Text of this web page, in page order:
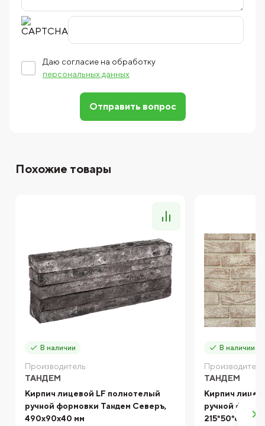
Даю согласие на обработку
персональных данных
Отправить вопрос
Похожие товары
В наличии
Производитель:
ТАНДЕМ
Кирпич лицевой LF полнотелый
ручной формовки Тандем Северъ,
490х90х40 мм
В наличии
ТАНДЕМ
Кирпич
ручной
215*50*65 мм